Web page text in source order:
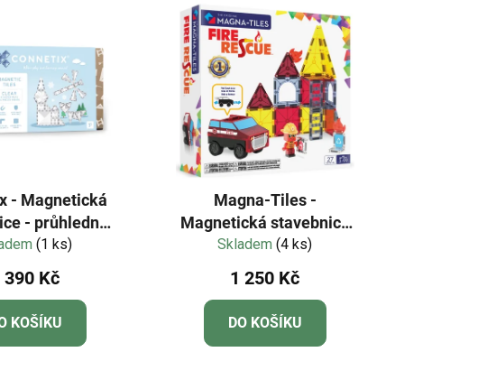
- Magnetická
- průhledné
dílků - Starter
pack
(1 ks)
390 Kč
KOŠÍKU
Magna-Tiles -
Magnetická stavebnice
Fire Rescue 27 dílů
Skladem(4 ks)
1 250 Kč
DO KOŠÍKU